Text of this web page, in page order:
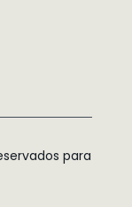
para